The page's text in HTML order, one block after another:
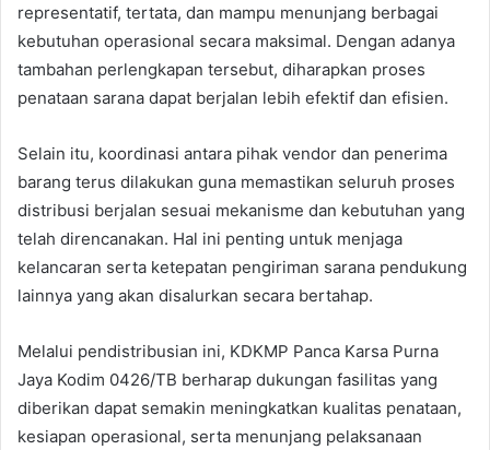
representatif, tertata, dan mampu menunjang berbagai
kebutuhan operasional secara maksimal. Dengan adanya
tambahan perlengkapan tersebut, diharapkan proses
penataan sarana dapat berjalan lebih efektif dan efisien.
Selain itu, koordinasi antara pihak vendor dan penerima
barang terus dilakukan guna memastikan seluruh proses
distribusi berjalan sesuai mekanisme dan kebutuhan yang
telah direncanakan. Hal ini penting untuk menjaga
kelancaran serta ketepatan pengiriman sarana pendukung
lainnya yang akan disalurkan secara bertahap.
Melalui pendistribusian ini, KDKMP Panca Karsa Purna
Jaya Kodim 0426/TB berharap dukungan fasilitas yang
diberikan dapat semakin meningkatkan kualitas penataan,
kesiapan operasional, serta menunjang pelaksanaan